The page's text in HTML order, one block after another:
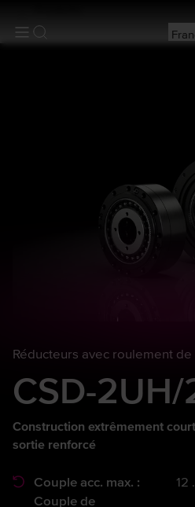
Réducteurs avec roulement
CSD-
Construction extrêmement
sortie renforcé
Couple acc. max. :
12
Couple de